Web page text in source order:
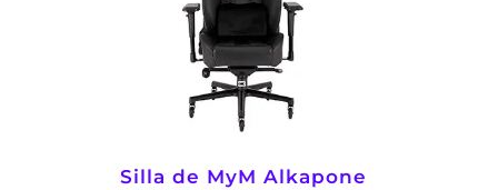
Silla de MyM Alkapone